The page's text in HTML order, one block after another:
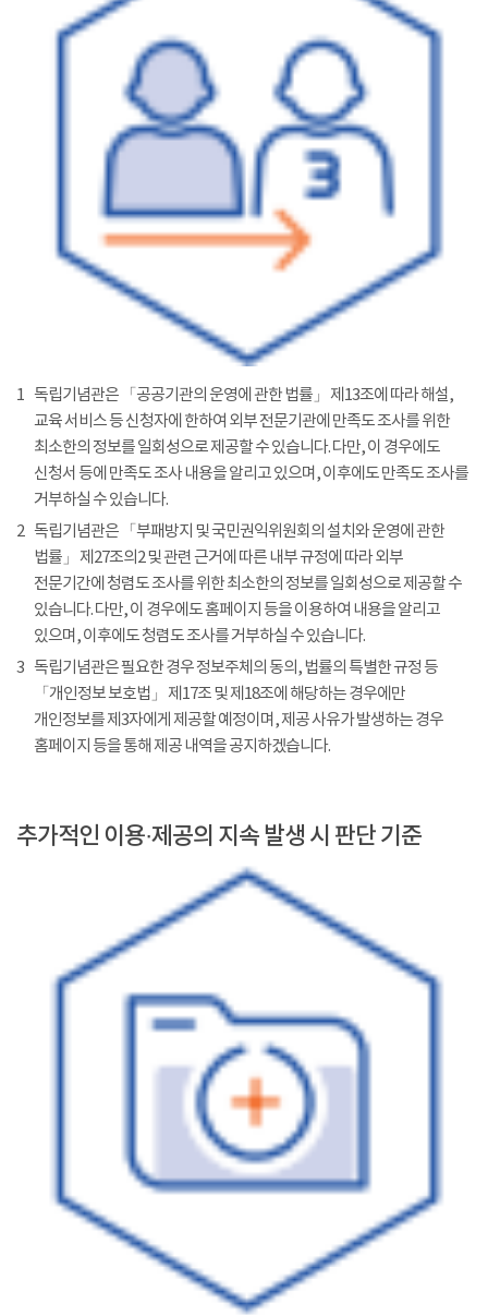
1 독립기념관은 「공공기관의 운영에 관한 법률」 제13조에 따라 해설,
교육 서비스 등 신청자에 한하여 외부 전문기관에 만족도 조사를 위한
최소한의 정보를 일회성으로 제공할 수 있습니다. 다만, 이 경우에도
신청서 등에 만족도 조사 내용을 알리고 있으며, 이후에도 만족도 조사를
거부하실 수 있습니다.
2 독립기념관은 「부패방지 및 국민권익위원회의 설치와 운영에 관한
법률」 제27조의2 및 관련 근거에 따른 내부 규정에 따라 외부
전문기간에 청렴도 조사를 위한 최소한의 정보를 일회성으로 제공할 수
있습니다. 다만, 이 경우에도 홈페이지 등을 이용하여 내용을 알리고
있으며, 이후에도 청렴도 조사를 거부하실 수 있습니다.
3 독립기념관은 필요한 경우 정보주체의 동의, 법률의 특별한 규정 등
「개인정보 보호법」 제17조 및 제18조에 해당하는 경우에만
개인정보를 제3자에게 제공할 예정이며, 제공 사유가 발생하는 경우
홈페이지 등을 통해 제공 내역을 공지하겠습니다.
추가적인 이용·제공의 지속 발생 시 판단 기준